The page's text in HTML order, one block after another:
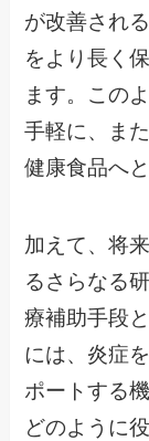
が改善され
をより長く
ます。この
手軽に、ま
健康食品へ
加えて、将
るさらなる
療補助手段
には、炎症
ポートする
どのように